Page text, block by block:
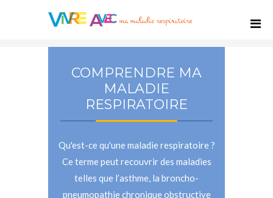
COMPRENDRE MA
MALADIE
RESPIRATOIRE
Qu'est-ce qu'une maladie respiratoire ?
Ce terme peut recouvrir des maladies
telles que l’asthme, la broncho-
pneumopathie chronique obstructive